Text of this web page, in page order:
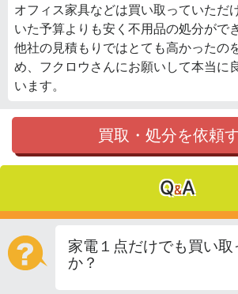
オフィス家具などは買い取っていただ
いた予算よりも安く不用品の処分がで
他社の見積もりではとても高かったの
め、フクロウさんにお願いして本当に
います。
買取・処分を依頼
Q&A
家電１点だけでも買い
か？